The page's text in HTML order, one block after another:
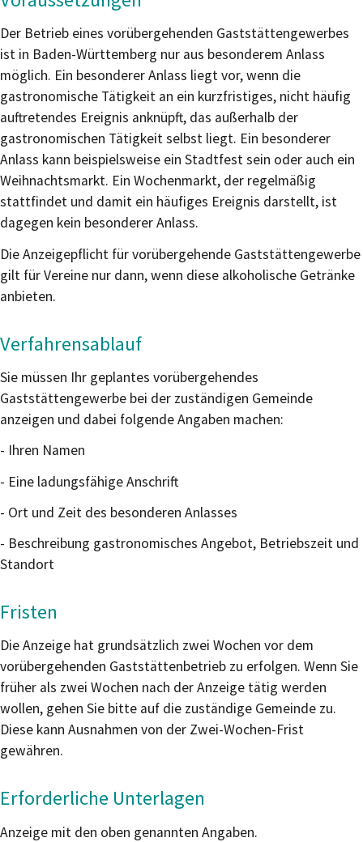
Der Betrieb eines vorübergehenden Gaststättengewerbes
ist in Baden-Württemberg nur aus besonderem Anlass
möglich. Ein besonderer Anlass liegt vor, wenn die
gastronomische Tätigkeit an ein kurzfristiges, nicht häufig
auftretendes Ereignis anknüpft, das außerhalb der
gastronomischen Tätigkeit selbst liegt. Ein besonderer
Anlass kann beispielsweise ein Stadtfest sein oder auch ein
Weihnachtsmarkt. Ein Wochenmarkt, der regelmäßig
stattfindet und damit ein häufiges Ereignis darstellt, ist
dagegen kein besonderer Anlass.
Die Anzeigepflicht für vorübergehende Gaststättengewerbe
gilt für Vereine nur dann, wenn diese alkoholische Getränke
anbieten.
Verfahrensablauf
Sie müssen Ihr geplantes vorübergehendes
Gaststättengewerbe bei der zuständigen Gemeinde
anzeigen und dabei folgende Angaben machen:
- Ihren Namen
- Eine ladungsfähige Anschrift
- Ort und Zeit des besonderen Anlasses
- Beschreibung gastronomisches Angebot, Betriebszeit und
Standort
Fristen
Die Anzeige hat grundsätzlich zwei Wochen vor dem
vorübergehenden Gaststättenbetrieb zu erfolgen. Wenn Sie
früher als zwei Wochen nach der Anzeige tätig werden
wollen, gehen Sie bitte auf die zuständige Gemeinde zu.
Diese kann Ausnahmen von der Zwei-Wochen-Frist
gewähren.
Erforderliche Unterlagen
Anzeige mit den oben genannten Angaben.